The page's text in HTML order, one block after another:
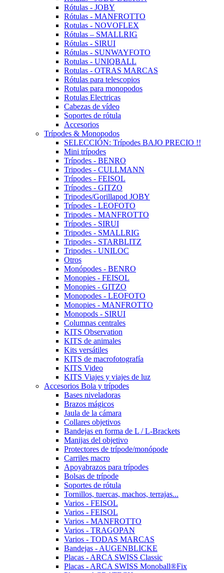
Rótulas - JOBY
Rótulas - MANFROTTO
Rotulas - NOVOFLEX
Rótulas – SMALLRIG
Rótulas - SIRUI
Rótulas - SUNWAYFOTO
Rotulas - UNIQBALL
Rotulas - OTRAS MARCAS
Rótulas para telescopios
Rotulas para monopodos
Rotulas Electricas
Cabezas de vídeo
Soportes de rótula
Accesorios
Trípodes & Monopodos
SELECCIÓN: Trípodes BAJO PRECIO !!
Mini trípodes
Trípodes - BENRO
Tripodes - CULLMANN
Trípodes - FEISOL
Trípodes - GITZO
Tripodes/Gorillapod JOBY
Trípodes - LEOFOTO
Tripodes - MANFROTTO
Trípodes - SIRUI
Tripodes - SMALLRIG
Tripodes - STARBLITZ
Tripodes - UNILOC
Otros
Monópodes - BENRO
Monopies - FEISOL
Monopies - GITZO
Monopodes - LEOFOTO
Monopies - MANFROTTO
Monopods - SIRUI
Columnas centrales
KITS Observation
KITS de animales
Kits versátiles
KITS de macrofotografía
KITS Video
KITS Viajes y viajes de luz
Accesorios Bola y trípodes
Bases niveladoras
Brazos mágicos
Jaula de la cámara
Collares objetivos
Bandejas en forma de L / L-Brackets
Manijas del objetivo
Protectores de trípode/monópode
Carriles macro
Apoyabrazos para trípodes
Bolsas de trípode
Soportes de rótula
Tornillos, tuercas, machos, terrajas...
Varios - FEISOL
Varios - FEISOL
Varios - MANFROTTO
Varios - TRAGOPAN
Varios - TODAS MARCAS
Bandejas - AUGENBLICKE
Placas - ARCA SWISS Classic
Placas - ARCA SWISS Monoball®Fix